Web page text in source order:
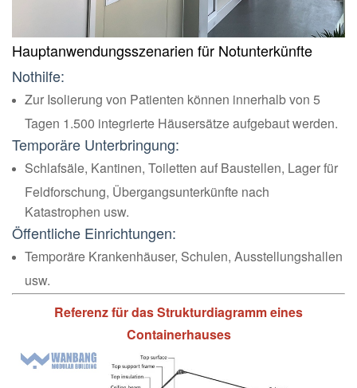
Hauptanwendungsszenarien für Notunterkünfte
Nothilfe:
Zur Isolierung von Patienten können innerhalb von 5
Tagen 1.500 integrierte Häusersätze aufgebaut werden.
Temporäre Unterbringung:
Schlafsäle, Kantinen, Toiletten auf Baustellen, Lager für
Feldforschung, Übergangsunterkünfte nach
Katastrophen usw.
Öffentliche Einrichtungen:
Temporäre Krankenhäuser, Schulen, Ausstellungshallen
usw.
Referenz für das Strukturdiagramm eines
Containerhauses